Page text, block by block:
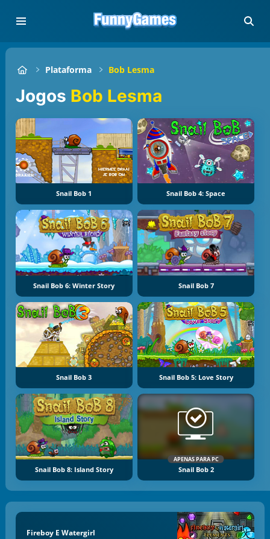
Plataforma Bob Lesma
Jogos Bob Lesma
Snail Bob 1 Snail Bob 4: Space
Snail Bob 6: Winter Story Snail Bob 7
Snail Bob 3 Snail Bob 5: Love Story
Snail Bob 8: Island Story
APENAS PARA PC
Snail Bob 2
Fireboy E Watergirl